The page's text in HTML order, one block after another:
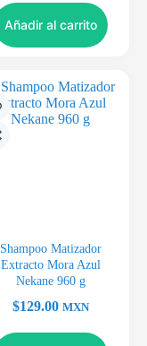
Añadir al carrito
Shampoo Matizador
Extracto Mora Azul
Nekane 960 g
$129.00 MXN